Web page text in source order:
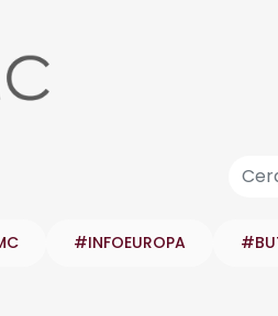
#INFOEUROPA